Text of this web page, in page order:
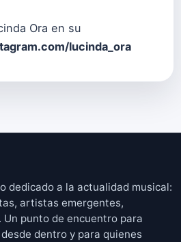
Ora en su
lucinda_ora
dedicado a la actualidad musical:
artistas emergentes,
punto de encuentro para
dentro y para quienes